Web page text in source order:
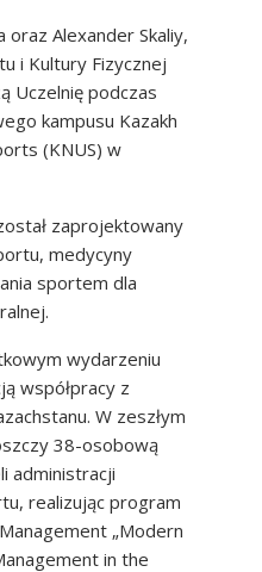
oraz Alexander Skaliy,
i Kultury Fizycznej
Uczelnię podczas
kampusu Kazakh
(KNUS) w
zaprojektowany
medycyny
sportem dla
wydarzeniu
współpracy z
W zeszłym
38-osobową
administracji
realizując program
„Modern
in the